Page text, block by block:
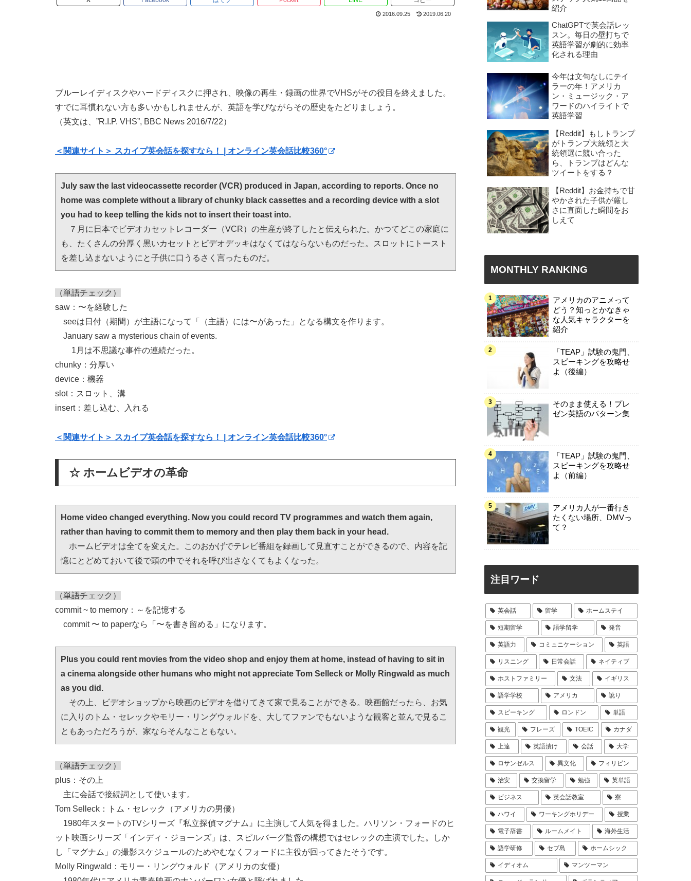
2016.09.25 2019.06.20
ブルーレイディスクやハードディスクに押され、映像の再生・録画の世界でVHSがその役目を終えました。
すでに耳慣れない方も多いかもしれませんが、英語を学びながらその歴史をたどりましょう。
（英文は、”R.I.P. VHS”, BBC News 2016/7/22）
＜関連サイト＞ スカイプ英会話を探すなら！ | オンライン英会話比較360°
July saw the last videocassette recorder (VCR) produced in Japan, according to reports. Once no
home was complete without a library of chunky black cassettes and a recording device with a slot
you had to keep telling the kids not to insert their toast into.
７月に日本でビデオカセットレコーダー（VCR）の生産が終了したと伝えられた。かつてどこの家庭に
も、たくさんの分厚く黒いカセットとビデオデッキはなくてはならないものだった。スロットにトースト
を差し込まないようにと子供に口うるさく言ったものだ。
（単語チェック）
saw：〜を経験した
seeは日付（期間）が主語になって「（主語）には〜があった」となる構文を作ります。
January saw a mysterious chain of events.
1月は不思議な事件の連続だった。
chunky：分厚い
device：機器
slot：スロット、溝
insert：差し込む、入れる
＜関連サイト＞ スカイプ英会話を探すなら！ | オンライン英会話比較360°
☆ ホームビデオの革命
Home video changed everything. Now you could record TV programmes and watch them again,
rather than having to commit them to memory and then play them back in your head.
ホームビデオは全てを変えた。このおかげでテレビ番組を録画して見直すことができるので、内容を記
憶にとどめておいて後で頭の中でそれを呼び出さなくてもよくなった。
（単語チェック）
commit ~ to memory：～を記憶する
commit 〜 to paperなら「〜を書き留める」になります。
Plus you could rent movies from the video shop and enjoy them at home, instead of having to sit in
a cinema alongside other humans who might not appreciate Tom Selleck or Molly Ringwald as much
as you did.
その上、ビデオショップから映画のビデオを借りてきて家で見ることができる。映画館だったら、お気
に入りのトム・セレックやモリー・リングウォルドを、大してファンでもないような観客と並んで見るこ
ともあっただろうが、家ならそんなこともない。
（単語チェック）
plus：その上
主に会話で接続詞として使います。
Tom Selleck：トム・セレック（アメリカの男優）
1980年スタートのTVシリーズ『私立探偵マグナム』に主演して人気を得ました。ハリソン・フォードのヒ
ット映画シリーズ「インディ・ジョーンズ」は、スピルバーグ監督の構想ではセレックの主演でした。しか
し「マグナム」の撮影スケジュールのためやむなくフォードに主役が回ってきたそうです。
Molly Ringwald：モリー・リングウォルド（アメリカの女優）
紹介
ChatGPTで英会話レッ
スン。毎日の壁打ちで
英語学習が劇的に効率
化される理由
今年は文句なしにテイ
ラーの年！アメリカ
ン・ミュージック・ア
ワードのハイライトで
英語学習
【Reddit】もしトランプ
がトランプ大統領と大
統領選に競い合った
ら、トランプはどんな
ツイートをする？
【Reddit】お金持ちで甘
やかされた子供が厳し
さに直面した瞬間をお
しえて
MONTHLY RANKING
アメリカのアニメって
どう？知っとかなきゃ
な人気キャラクターを
紹介
「TEAP」試験の鬼門、
スピーキングを攻略せ
よ（後編）
そのまま使える！プレ
ゼン英語のパターン集
「TEAP」試験の鬼門、
スピーキングを攻略せ
よ（前編）
アメリカ人が一番行き
たくない場所、DMVっ
て？
注目ワード
英会話 留学 ホームステイ
短期留学 語学留学 発音
英語力 コミュニケーション 英語
リスニング 日常会話 ネイティブ
ホストファミリー 文法 イギリス
語学学校 アメリカ 訛り
スピーキング ロンドン 単語
観光 フレーズ TOEIC カナダ
上達 英語漬け 会話 大学
ロサンゼルス 異文化 フィリピン
治安 交換留学 勉強 英単語
ビジネス 英会話教室 寮
ハワイ ワーキングホリデー 授業
電子辞書 ルームメイト 海外生活
語学研修 セブ島 ホームシック
イディオム マンツーマン